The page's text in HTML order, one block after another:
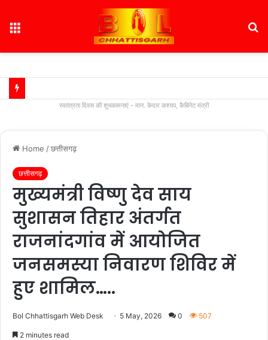
स्वतंत्रता दिवस की शुभकामनाएं - मान. केदार कश्यप, कैबिनेट मंत्री
Home /छत्तीसगढ़
छत्तीसगढ़
मुख्यमंत्री विष्णु देव साय
सुशासन तिहार अंतर्गत
राजनांदगांव में आयोजित
जनसमस्या निवारण शिविर में
हुए शामिल…..
Bol Chhattisgarh Web Desk 5 May, 2026 0 507
2 minutes read